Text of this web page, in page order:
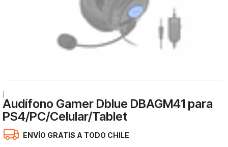
Audífono Gamer Dblue DBAGM41 para
PS4/PC/Celular/Tablet
ENVÍO GRATIS A TODO CHILE